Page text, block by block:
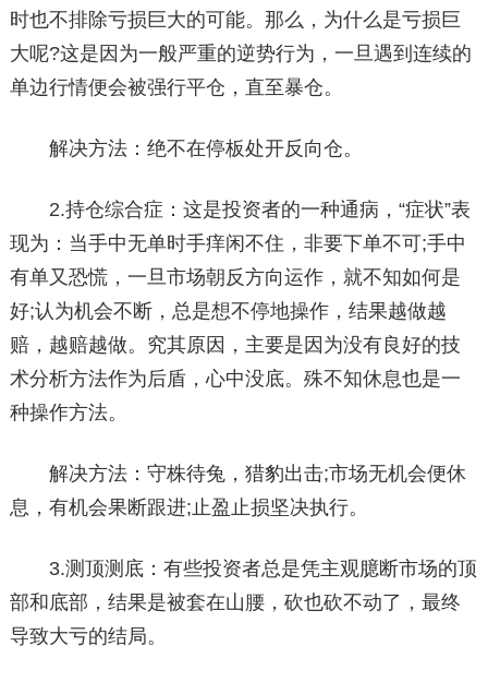
时也不排除亏损巨大的可能。那么，为什么是亏损巨
大呢?这是因为一般严重的逆势行为，一旦遇到连续的
单边行情便会被强行平仓，直至暴仓。
解决方法：绝不在停板处开反向仓。
2.持仓综合症：这是投资者的一种通病，“症状”表
现为：当手中无单时手痒闲不住，非要下单不可;手中
有单又恐慌，一旦市场朝反方向运作，就不知如何是
好;认为机会不断，总是想不停地操作，结果越做越
赔，越赔越做。究其原因，主要是因为没有良好的技
术分析方法作为后盾，心中没底。殊不知休息也是一
种操作方法。
解决方法：守株待兔，猎豹出击;市场无机会便休
息，有机会果断跟进;止盈止损坚决执行。
3.测顶测底：有些投资者总是凭主观臆断市场的顶
部和底部，结果是被套在山腰，砍也砍不动了，最终
导致大亏的结局。